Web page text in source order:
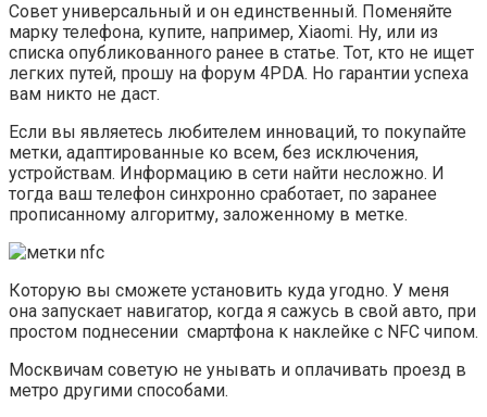
Совет универсальный и он единственный. Поменяйте
марку телефона, купите, например, Xiaomi. Ну, или из
списка опубликованного ранее в статье. Тот, кто не ищет
легких путей, прошу на форум 4PDA. Но гарантии успеха
вам никто не даст.
Если вы являетесь любителем инноваций, то покупайте
метки, адаптированные ко всем, без исключения,
устройствам. Информацию в сети найти несложно. И
тогда ваш телефон синхронно сработает, по заранее
прописанному алгоритму, заложенному в метке.
Которую вы сможете установить куда угодно. У меня
она запускает навигатор, когда я сажусь в свой авто, при
простом поднесении смартфона к наклейке с NFC чипом.
Москвичам советую не унывать и оплачивать проезд в
метро другими способами.